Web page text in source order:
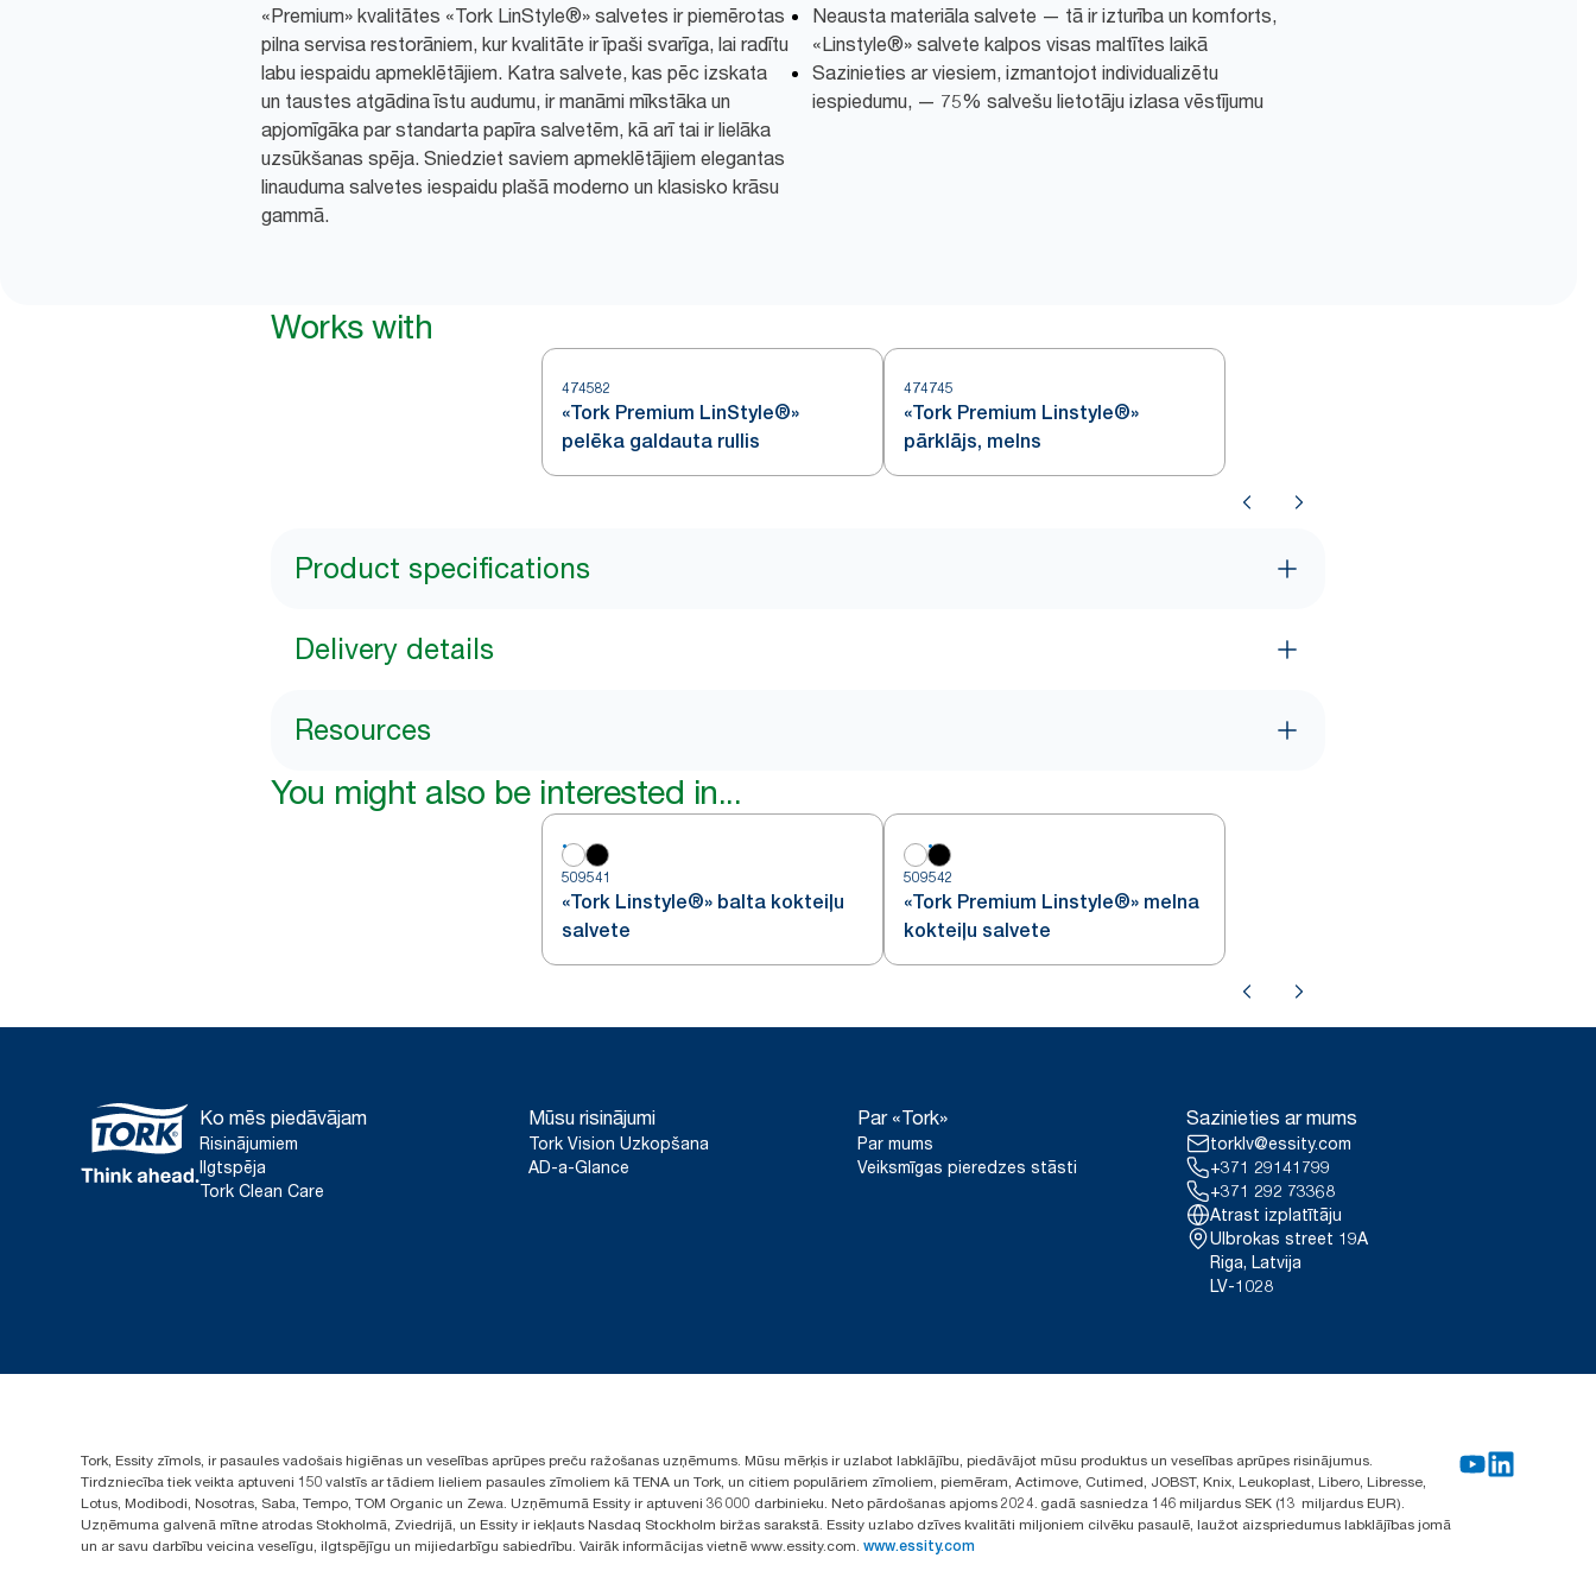
«Premium» kvalitātes «Tork LinStyle®» salvetes ir piemērotas
pilna servisa restorāniem, kur kvalitāte ir īpaši svarīga, lai radītu
labu iespaidu apmeklētājiem. Katra salvete, kas pēc izskata
un taustes atgādina īstu audumu, ir manāmi mīkstāka un
apjomīgāka par standarta papīra salvetēm, kā arī tai ir lielāka
uzsūkšanas spēja. Sniedziet saviem apmeklētājiem elegantas
linauduma salvetes iespaidu plašā moderno un klasisko krāsu
gammā.
Neausta materiāla salvete — tā ir izturība un komforts,
«Linstyle®» salvete kalpos visas maltītes laikā
Sazinieties ar viesiem, izmantojot individualizētu
iespiedumu, — 75% salvešu lietotāju izlasa vēstījumu
Works with
474582
«Tork Premium LinStyle®»
pelēka galdauta rullis
474745
«Tork Premium Linstyle®»
pārklājs, melns
Product specifications
Delivery details
Resources
You might also be interested in...
509541
«Tork Linstyle®» balta kokteiļu
salvete
509542
«Tork Premium Linstyle®» melna
kokteiļu salvete
Ko mēs piedāvājam
Risinājumiem
Ilgtspēja
Tork Clean Care
Mūsu risinājumi
Tork Vision Uzkopšana
AD-a-Glance
Par «Tork»
Par mums
Veiksmīgas pieredzes stāsti
Sazinieties ar mums
torklv@essity.com
+371 29141799
+371 292 73368
Atrast izplatītāju
Ulbrokas street 19A
Riga, Latvija
LV-1028
Tork, Essity zīmols, ir pasaules vadošais higiēnas un veselības aprūpes preču ražošanas uzņēmums. Mūsu mērķis ir uzlabot labklājību, piedāvājot mūsu produktus un veselības aprūpes risinājumus.
Tirdzniecība tiek veikta aptuveni 150 valstīs ar tādiem lieliem pasaules zīmoliem kā TENA un Tork, un citiem populāriem zīmoliem, piemēram, Actimove, Cutimed, JOBST, Knix, Leukoplast, Libero, Libresse,
Lotus, Modibodi, Nosotras, Saba, Tempo, TOM Organic un Zewa. Uzņēmumā Essity ir aptuveni 36 000 darbinieku. Neto pārdošanas apjoms 2024. gadā sasniedza 146 miljardus SEK (13 miljardus EUR).
Uzņēmuma galvenā mītne atrodas Stokholmā, Zviedrijā, un Essity ir iekļauts Nasdaq Stockholm biržas sarakstā. Essity uzlabo dzīves kvalitāti miljoniem cilvēku pasaulē, laužot aizspriedumus labklājības jomā
un ar savu darbību veicina veselīgu, ilgtspējīgu un mijiedarbīgu sabiedrību. Vairāk informācijas vietnē www.essity.com. www.essity.com